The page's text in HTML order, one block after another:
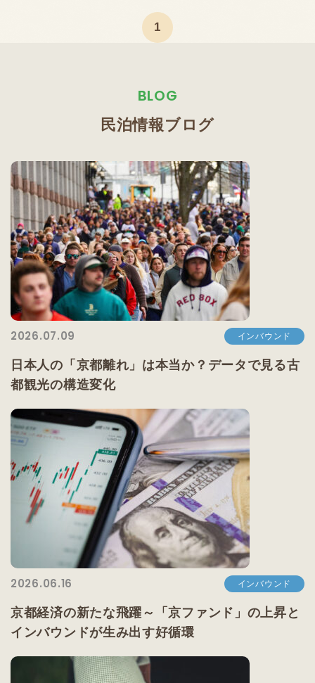
1
BLOG
民泊情報ブログ
2026.07.09 インバウンド
日本人の「京都離れ」は本当か？データで見る古
都観光の構造変化
2026.06.16 インバウンド
京都経済の新たな飛躍～「京ファンド」の上昇と
インバウンドが生み出す好循環